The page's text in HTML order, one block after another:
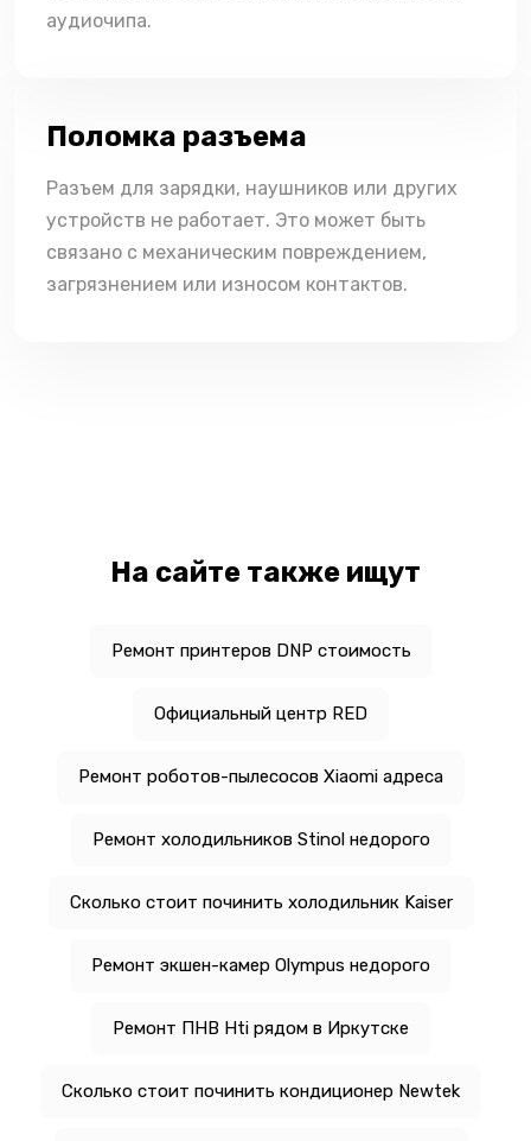
аудиочипа.
Поломка разъема
Разъем для зарядки, наушников или других
устройств не работает. Это может быть
связано с механическим повреждением,
загрязнением или износом контактов.
На сайте также ищут
Ремонт принтеров DNP стоимость
Официальный центр RED
Ремонт роботов-пылесосов Xiaomi адреса
Ремонт холодильников Stinol недорого
Сколько стоит починить холодильник Kaiser
Ремонт экшен-камер Olympus недорого
Ремонт ПНВ Hti рядом в Иркутске
Сколько стоит починить кондиционер Newtek